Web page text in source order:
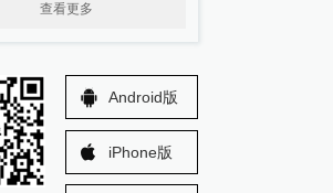
查看更多
Android版
iPhone版